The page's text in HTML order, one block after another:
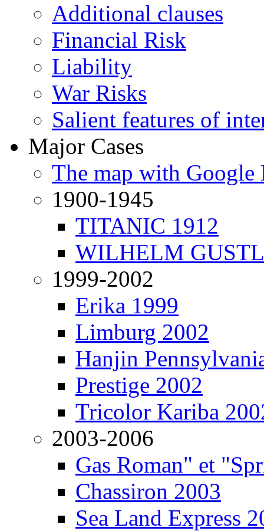
Additional clauses
Financial Risk
Liability
War Risks
Salient features of
Major Cases
The map with Google
1900-1945
TITANIC 1912
WILHELM
1999-2002
Erika 1999
Limburg 2002
Hanjin
Prestige 2002
Tricolor Kariba
2003-2006
Gas Roman" et
Chassiron 2003
Sea Land Express